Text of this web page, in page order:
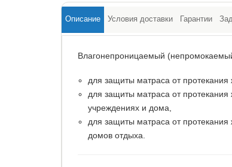
Описание Условия доставки Гарантии
Влагонепроницаемый
для защиты матраса от протекания
для защиты матраса от протекания
учреждениях и дома,
для защиты матраса от протекания
домов отдыха.